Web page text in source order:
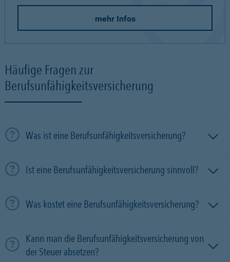
mehr Infos
Häufige Fragen zur
Berufsunfähigkeitsversicherung
Was ist eine Berufsunfähigkeitsversicherung?
Ist eine Berufsunfähigkeitsversicherung sinnvoll?
Was kostet eine Berufsunfähigkeitsversicherung?
Kann man die Berufsunfähigkeitsversicherung von
der Steuer absetzen?